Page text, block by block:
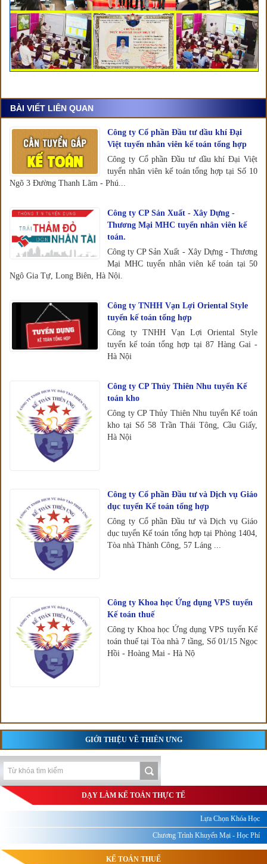
BÀI VIẾT LIÊN QUAN
Công ty Cổ phần Đầu tư dầu khí Đại
Việt tuyển nhân viên kế toán tổng hợp
Công ty Cổ phần Đầu tư dầu khí Đại Việt
tuyển nhân viên kế toán tổng hợp tại Số 10
Ngõ 3 Đường Thanh Lãm - Phú...
Công ty CP Sản Xuất - Xây Dựng -
Thương Mại MHC tuyển nhân viên kế
toán.
Công ty CP Sản Xuất - Xây Dựng - Thương
Mại MHC tuyển nhân viên kế toán tại 50
Ngô Gia Tự, Long Biên, Hà Nội.
Công ty TNHH Vạn Lợi Oriental Style
tuyển kế toán tổng hợp
Công ty TNHH Vạn Lợi Oriental Style
tuyển kế toán tổng hợp tại 87 Hàng Gai -
Hà Nội
Công ty CP Thủy Thiên Nhu tuyển Kế
toán kho
Công ty CP Thủy Thiên Nhu tuyển Kế toán
kho tại Số 58 Trần Thái Tông, Cầu Giấy,
Hà Nội
Công ty Cổ phần Đầu tư và Dịch vụ Giáo
dục tuyển Kế toán tổng hợp
Công ty Cổ phần Đầu tư và Dịch vụ Giáo
dục tuyển Kế toán tổng hợp tại Phòng 1404,
Tòa nhà Thành Công, 57 Láng ...
Công ty Khoa học Ứng dụng VPS tuyển
Kế toán thuế
Công ty Khoa học Ứng dụng VPS tuyển Kế
toán thuế tại Tòa nhà 7 tầng, Số 01/15 Ngọc
Hồi - Hoàng Mai - Hà Nộ
GIỚI THIỆU VỀ THIÊN ƯNG
DẠY LÀM KẾ TOÁN THỰC TẾ
Lựa Chọn Khóa Học
Chương Trình Khuyến Mại - Học Phí
KẾ TOÁN THUẾ